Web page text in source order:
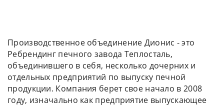
Производственное объединение Дионис - это
Ребрендинг печного завода Теплосталь,
объединившего в себя, несколько дочерних и
отдельных предприятий по выпуску печной
продукции. Компания берет свое начало в 2008
году, изначально как предприятие выпускающее